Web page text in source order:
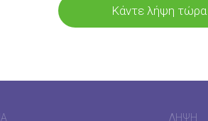
Κάντε λήψη τώρα
ΛΉΨΗ